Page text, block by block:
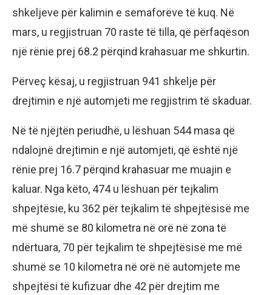
shkeljeve për kalimin e semaforëve të kuq. Në
mars, u regjistruan 70 raste të tilla, që përfaqëson
një rënie prej 68.2 përqind krahasuar me shkurtin.
Përveç kësaj, u regjistruan 941 shkelje për
drejtimin e një automjeti me regjistrim të skaduar.
Në të njëjtën periudhë, u lëshuan 544 masa që
ndalojnë drejtimin e një automjeti, që është një
rënie prej 16.7 përqind krahasuar me muajin e
kaluar. Nga këto, 474 u lëshuan për tejkalim
shpejtësie, ku 362 për tejkalim të shpejtësisë me
më shumë se 80 kilometra në orë në zona të
ndërtuara, 70 për tejkalim të shpejtësisë me më
shumë se 10 kilometra në orë në automjete me
shpejtësi të kufizuar dhe 42 për drejtim me